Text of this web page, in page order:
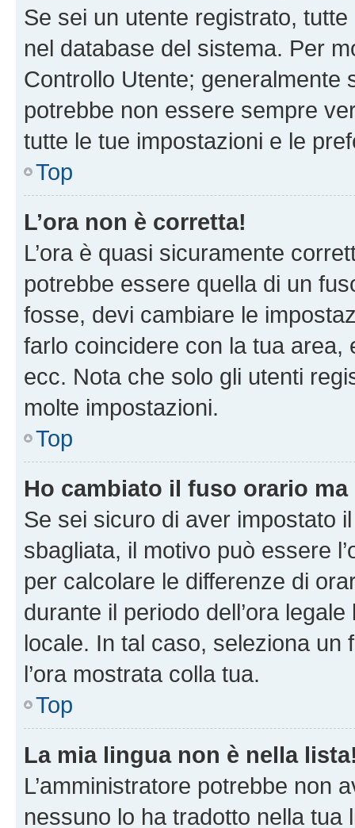
Se sei un utente registrato,
nel database del sistema. Per
Controllo Utente; generalmente
potrebbe non essere sempre
tutte le tue impostazioni e le
Top
L’ora non è corretta!
L’ora è quasi sicuramente
potrebbe essere quella di un
fosse, devi cambiare le
farlo coincidere con la tua area,
ecc. Nota che solo gli utenti
molte impostazioni.
Top
Ho cambiato il fuso orario ma
Se sei sicuro di aver impostato
sbagliata, il motivo può essere
per calcolare le differenze di
durante il periodo dell’ora
locale. In tal caso, seleziona
l’ora mostrata colla tua.
Top
La mia lingua non è nella
L’amministratore potrebbe non
nessuno lo ha tradotto nella tua